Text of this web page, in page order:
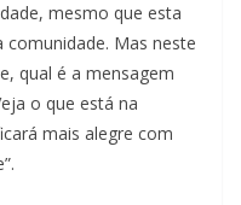
mesmo que esta
comunidade. Mas neste
qual é a mensagem
o que está na
mais alegre com